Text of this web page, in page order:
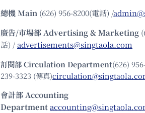
總機Main (626) 956-8200(電話) /
廣告/市場部Advertising & Marketing
話) /advertisements@singtaola.com
訂閱部 Circulation Department(626)
239-3323 (傳真)
會計部 Accounting
Department